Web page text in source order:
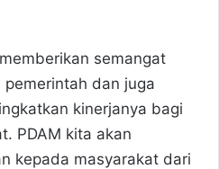
semangat
dan juga
kinerjanya bagi
PDAM kita akan
kepada masyarakat dari